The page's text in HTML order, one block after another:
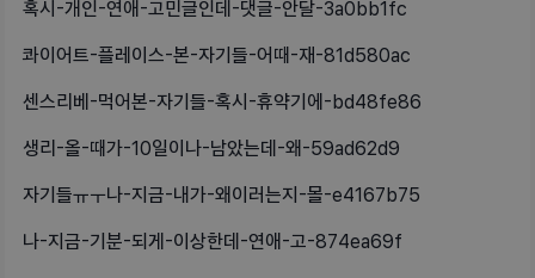
혹시-개인-연애-고민글인데-댓글-안달-3a0bb1fc
콰이어트-플레이스-본-자기들-어때-재-81d580ac
센스리베-먹어본-자기들-혹시-휴약기에-bd48fe86
생리-올-때가-10일이나-남았는데-왜-59ad62d9
자기들ㅠㅜ나-지금-내가-왜이러는지-몰-e4167b75
나-지금-기분-되게-이상한데-연애-고-874ea69f